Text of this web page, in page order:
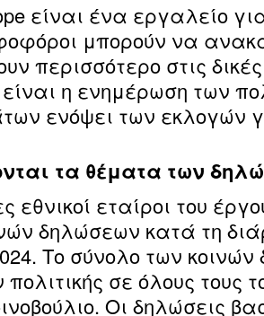
είναι ένα εργαλείο
μπορούν να
περισσότερο στις
είναι η ενημέρωση των
ενόψει των εκλογών
τα θέματα των
εθνικοί εταίροι του
δηλώσεων κατά τη
Το σύνολο των
σε όλους τους
Οι δηλώσεις